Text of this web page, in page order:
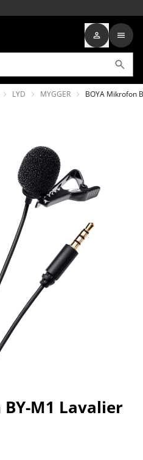
LYD MYGGER BOYA Mikrofon
M1 Lavalier